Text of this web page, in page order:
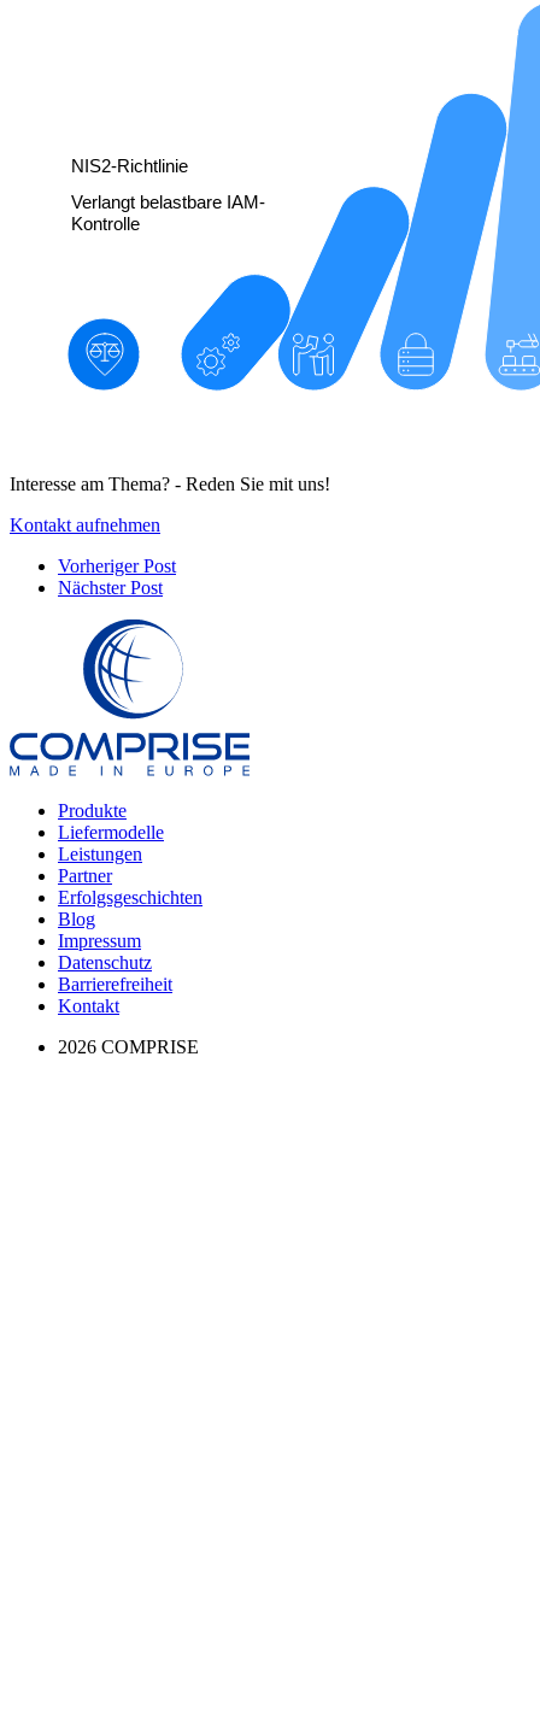
Interesse am Thema? - Reden Sie mit uns!
Kontakt aufnehmen
Vorheriger Post
Nächster Post
Produkte
Liefermodelle
Leistungen
Partner
Erfolgs­geschichten
Blog
Impressum
Datenschutz
Barrierefreiheit
Kontakt
2026 COMPRISE